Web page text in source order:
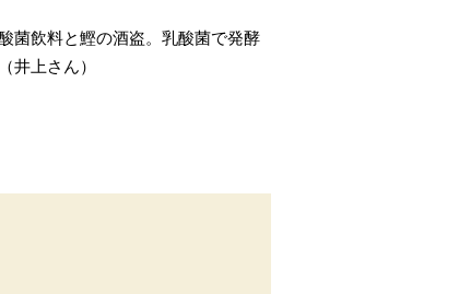
菌飲料と鰹の酒盗。乳酸菌で発酵
井上さん）